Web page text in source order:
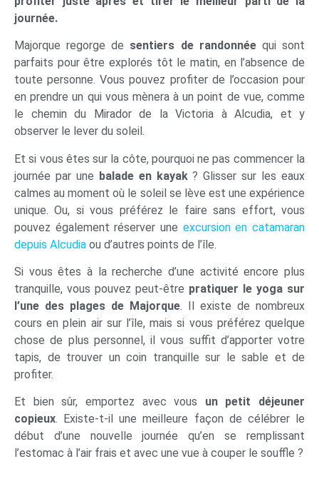
journée.
Majorque regorge de sentiers de randonnéequi sont
parfaits pour être explorés tôt le matin, en l’absence de
toute personne. Vous pouvez profiter de l’occasion pour
en prendre un qui vous mènera à un point de vue, comme
le chemin du Mirador de la Victoria à Alcudia, et y
observer le lever du soleil.
Et si vous êtes sur la côte, pourquoi ne pas commencer la
journée par une balade en kayak? Glisser sur les eaux
calmes au moment où le soleil se lève est une expérience
unique. Ou, si vous préférez le faire sans effort, vous
pouvez également réserver une excursion en catamaran
depuis Alcudia ou d’autres points de l’île.
Si vous êtes à la recherche d’une activité encore plus
tranquille, vous pouvez peut-être pratiquer le yoga sur
l’une des plages de Majorque. Il existe de nombreux
cours en plein air sur l’île, mais si vous préférez quelque
chose de plus personnel, il vous suffit d’apporter votre
tapis, de trouver un coin tranquille sur le sable et de
profiter.
Et bien sûr, emportez avec vous un petit déjeuner
copieux. Existe-t-il une meilleure façon de célébrer le
début d’une nouvelle journée qu’en se remplissant
l’estomac à l’air frais et avec une vue à couper le souffle ?